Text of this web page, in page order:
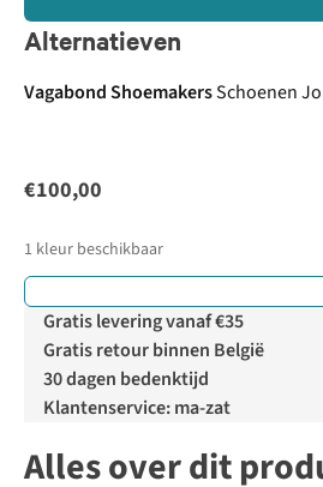
Alternatieven
Vagabond ShoemakersSchoenen
€100,00
1 kleur beschikbaar
Gratis levering vanaf €35
Gratis retour binnen België
30 dagen bedenktijd
Klantenservice: ma-zat
Alles over dit